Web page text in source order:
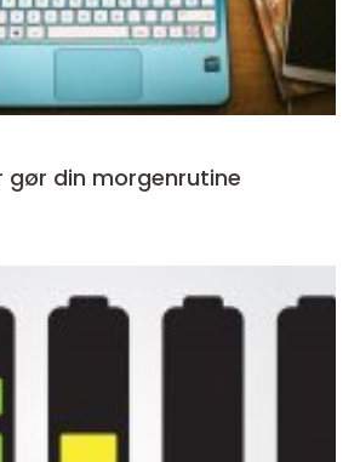
gør din morgenrutine